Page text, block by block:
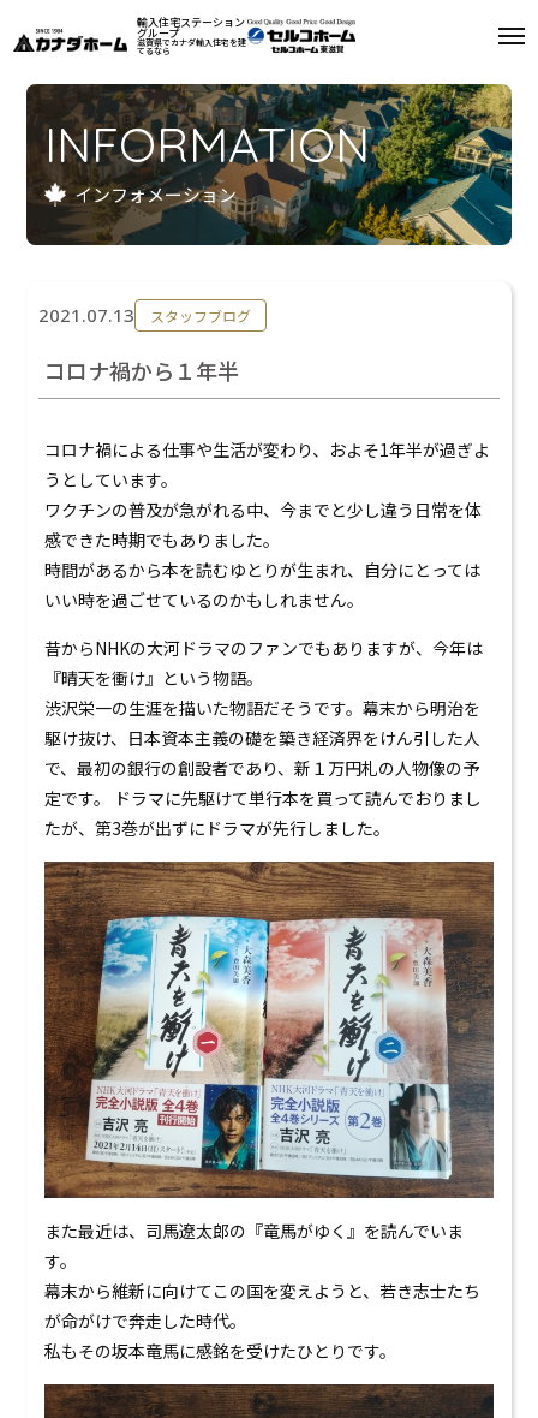
輸入住宅ステーション
グループ
滋賀県でカナダ輸入住宅を建
てるなら
私たちについて
モデルハウス
インフォメーション
会社案内
リフォーム
来場予約
0120-824-406
09:00-18:00 水定休
INFORMATION
インフォメーション
2021.07.13 スタッフブログ
コロナ禍から１年半
コロナ禍による仕事や生活が変わり、およそ1年半が過ぎよ
うとしています。
ワクチンの普及が急がれる中、今までと少し違う日常を体
感できた時期でもありました。
時間があるから本を読むゆとりが生まれ、自分にとっては
いい時を過ごせているのかもしれません。
昔からNHKの大河ドラマのファンでもありますが、今年は
『晴天を衝け』という物語。
渋沢栄一の生涯を描いた物語だそうです。幕末から明治を
駆け抜け、日本資本主義の礎を築き経済界をけん引した人
で、最初の銀行の創設者であり、新１万円札の人物像の予
定です。 ドラマに先駆けて単行本を買って読んでおりまし
たが、第3巻が出ずにドラマが先行しました。
また最近は、司馬遼太郎の『竜馬がゆく』を読んでいま
す。
幕末から維新に向けてこの国を変えようと、若き志士たち
が命がけで奔走した時代。
私もその坂本竜馬に感銘を受けたひとりです。